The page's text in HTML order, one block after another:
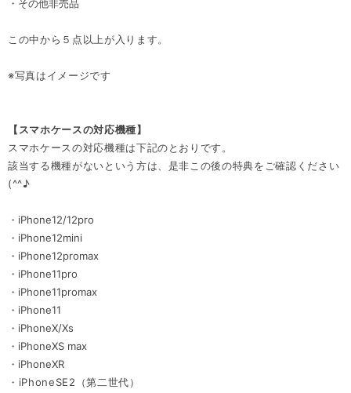
・その他非売品
この中から５点以上が入ります。
※写真はイメージです
【スマホケースの対応機種】
スマホケースの対応機種は下記のとおりです。
該当する機種がないという方は、是非この後の特典をご確認ください
(^^♪
・iPhone12/12pro
・iPhone12mini
・iPhone12promax
・iPhone11pro
・iPhone11promax
・iPhone11
・iPhoneX/Xs
・iPhoneXS max
・iPhoneXR
・iPhoneSE2（第二世代）